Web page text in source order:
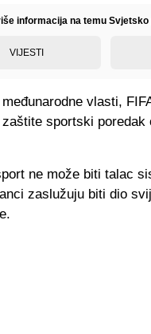
informacija na temu
VIJESTI
vlasti,
sportski
ne može biti talac
zaslužuju biti dio